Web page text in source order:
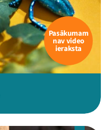
Pasākumam
nav video
ieraksta